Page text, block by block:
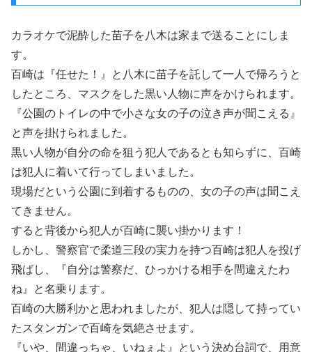
カラオケで泥酔した苗子を八木は家まで送ることにしま
す。
百崎は『任せた！』と八木に苗子を託して一人で帰ろうと
したところ、マスクをした黒い人物に声をかけられます。
『公園のトイレの中で小さな女の子の泣き声が聞こえる』
と声を掛けられました。
黒い人物が自分の命を狙う犯人であるとも知らずに、百崎
は犯人に着いて行ってしまいました。
現場だという公園に到着するものの、女の子の声は聞こえ
てきません。
すると背後から犯人が百崎に襲い掛かります！
しかし、警察官で柔道三段の実力を持つ百崎は犯人を投げ
飛ばし、『自分は警察だ、ひっかける相手を間違えたわ
ね』と名乗ります。
百崎の大勝利かと思われましたが、犯人は隠して持ってい
たスタンガンで百崎を気絶させます。
『いや、間違っちゃ、いねぇよ』という決め台詞で、用意